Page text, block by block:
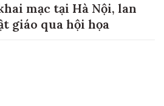
mạc tại Hà Nội, lan
giáo qua hội họa